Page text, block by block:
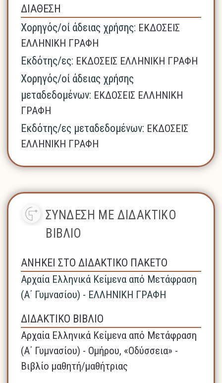
ΔΙΑΘΕΣΗ
Χορηγός/οί άδειας χρήσης: ΕΚΔΟΣΕΙΣ
ΕΛΛΗΝΙΚΗ ΓΡΑΦΗ
Εκδότης/ες: ΕΚΔΟΣΕΙΣ ΕΛΛΗΝΙΚΗ ΓΡΑΦΗ
Χορηγός/οί άδειας χρήσης
μεταδεδομένων: ΕΚΔΟΣΕΙΣ ΕΛΛΗΝΙΚΗ
ΓΡΑΦΗ
Εκδότης/ες μεταδεδομένων: ΕΚΔΟΣΕΙΣ
ΕΛΛΗΝΙΚΗ ΓΡΑΦΗ
ΣΥΝΔΕΣΗ ΜΕ ΔΙΔΑΚΤΙΚΟ
ΒΙΒΛΙΟ
ΑΝΗΚΕΙ ΣΤΟ ΔΙΔΑΚΤΙΚΟ ΠΑΚΕΤΟ
Αρχαία Ελληνικά Κείμενα από Μετάφραση
(Α΄ Γυμνασίου) - ΕΛΛΗΝΙΚΗ ΓΡΑΦΗ
ΔΙΔΑΚΤΙΚΟ ΒΙΒΛΙΟ
Αρχαία Ελληνικά Κείμενα από Μετάφραση
(Α΄ Γυμνασίου) - Ομήρου, «Οδύσσεια» -
Βιβλίο μαθητή/μαθήτριας